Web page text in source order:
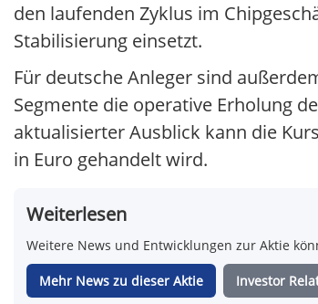
den laufenden Zyklus im
Stabilisierung einsetzt.
Für deutsche Anleger sind
Segmente die operative Erholung
aktualisierter Ausblick kann die
in Euro gehandelt wird.
Weiterlesen
Weitere News und Entwicklungen zur Aktie
Mehr News zu dieser Aktie Investor